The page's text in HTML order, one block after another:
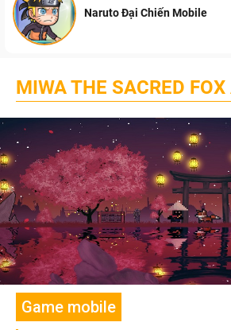
Naruto Đại Chiến Mobile
MIWA THE SACRED
Game mobile